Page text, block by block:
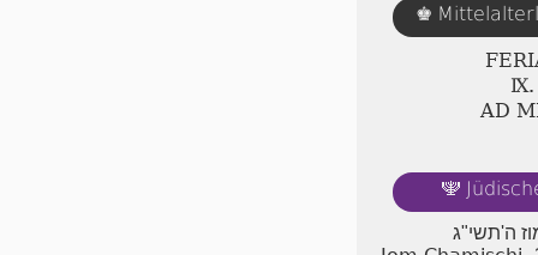
♚
Ⅸ.
AD
🕎
ה'תשי"ג